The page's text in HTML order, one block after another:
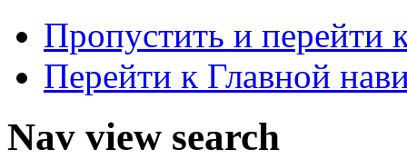
Пропустить и перейти
Перейти к Главной
Nav view search